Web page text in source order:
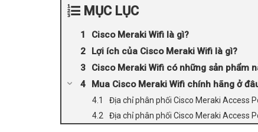
MỤC LỤC
Cisco Meraki Wifi là gì?
Lợi ích của Cisco Meraki Wifi là gì?
Cisco Meraki Wifi có những sản phẩm
Mua Cisco Meraki Wifi chính hãng ở
Địa chỉ phân phối Cisco Meraki Access
Địa chỉ phân phối Cisco Meraki Access